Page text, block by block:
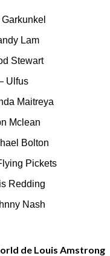
Lam
Stewart
Ulfus
Maitreya
Mclean
Bolton
Pickets
Redding
Nash
de Louis Amstrong